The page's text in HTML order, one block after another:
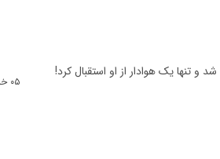
و تنها یک هوادار از او ‌استقبال کرد!
۰۵ خرداد ۱۴۰۴